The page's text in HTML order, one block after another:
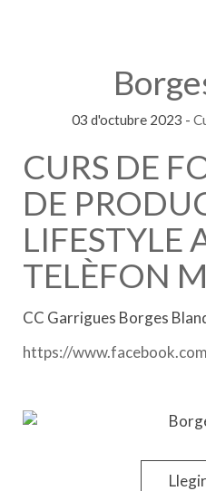
03 d'octubre 2023 -
CURS DE
DE
LIFESTYLE
TELÈFON
CC Garrigues Borges
https://